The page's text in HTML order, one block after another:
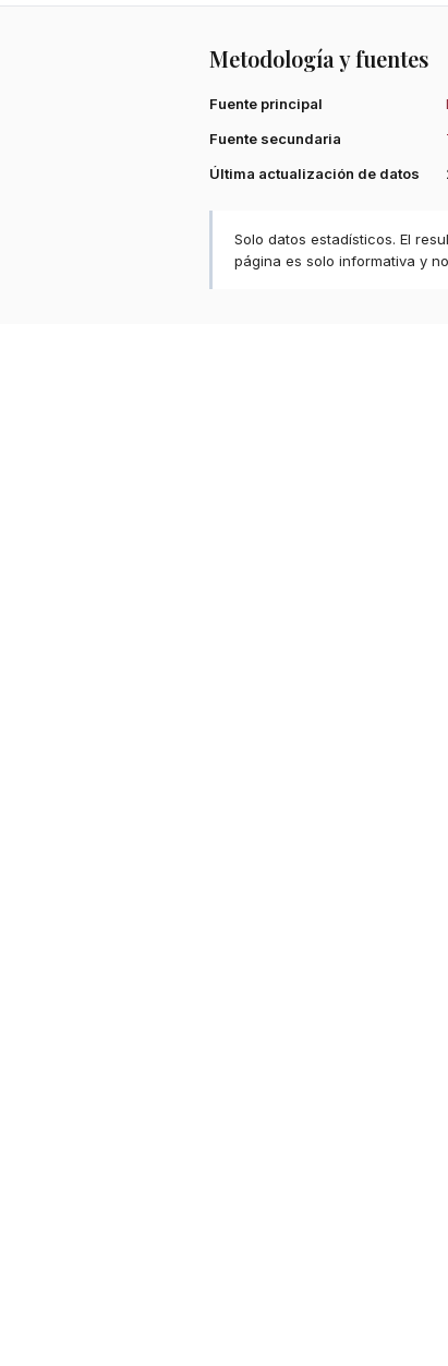
Metodología y fuentes
Fuente principal
Fuente secundaria
Última actualización de datos
Solo datos estadísticos. El
página es solo informativa y